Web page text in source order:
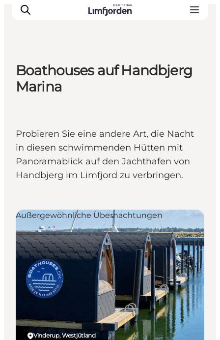
Boathouses auf Handbjerg
Marina
Probieren Sie eine andere Art, die Nacht
in diesen schwimmenden Hütten mit
Panoramablick auf den Jachthafen von
Handbjerg im Limfjord zu verbringen.
Vinderup, Westjütland
Außergewöhnliche Übernachtungen